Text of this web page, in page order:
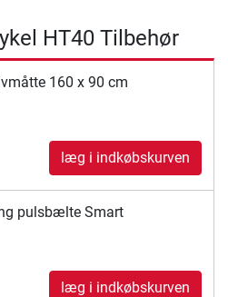
HT40 Tilbehør
160 x 90 cm
læg i indkøbskurven
pulsbælte Smart
læg i indkøbskurven